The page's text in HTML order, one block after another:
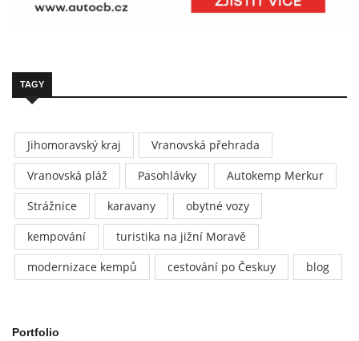
TAGY
Jihomoravský kraj
Vranovská přehrada
Vranovská pláž
Pasohlávky
Autokemp Merkur
Strážnice
karavany
obytné vozy
kempování
turistika na jižní Moravě
modernizace kempů
cestování po Českuy blog
Portfolio